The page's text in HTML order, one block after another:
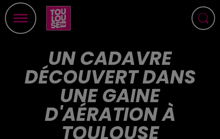
UN CADAVRE
DÉCOUVERT DANS
UNE GAINE
D'AÉRATION À
TOULOUSE